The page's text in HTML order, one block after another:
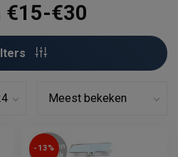
€15-€30
-13%